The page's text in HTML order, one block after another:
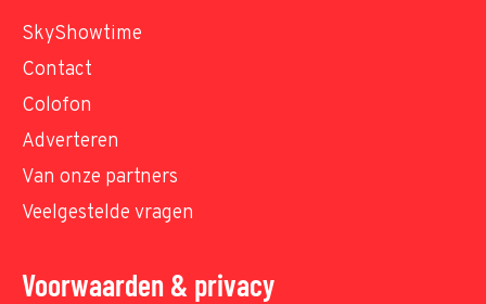
SkyShowtime
Contact
Colofon
Adverteren
Van onze partners
Veelgestelde vragen
Voorwaarden & privacy